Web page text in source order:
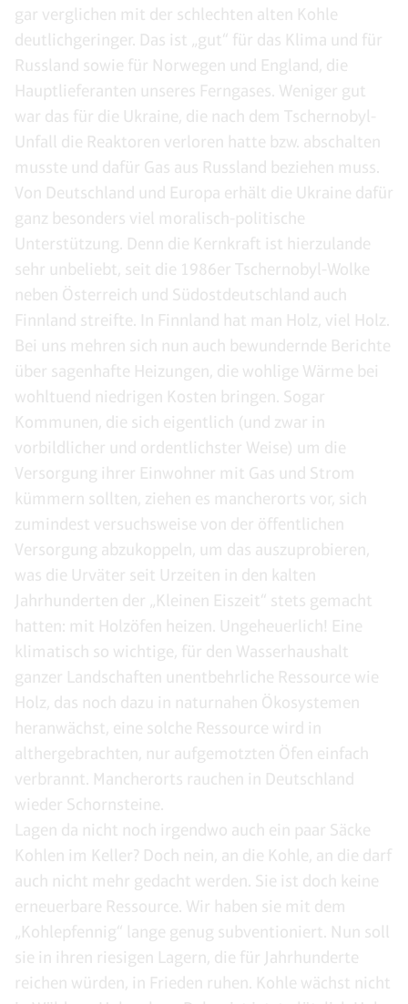
gar verglichen mit der schlechten alten Kohle
deutlichgeringer. Das ist „gut“ für das Klima und für
Russland sowie für Norwegen und England, die
Hauptlieferanten unseres Ferngases. Weniger gut
war das für die Ukraine, die nach dem Tschernobyl-
Unfall die Reaktoren verloren hatte bzw. abschalten
musste und dafür Gas aus Russland beziehen muss.
Von Deutschland und Europa erhält die Ukraine dafür
ganz besonders viel moralisch-politische
Unterstützung. Denn die Kernkraft ist hierzulande
sehr unbeliebt, seit die 1986er Tschernobyl-Wolke
neben Österreich und Südostdeutschland auch
Finnland streifte. In Finnland hat man Holz, viel Holz.
Bei uns mehren sich nun auch bewundernde Berichte
über sagenhafte Heizungen, die wohlige Wärme bei
wohltuend niedrigen Kosten bringen. Sogar
Kommunen, die sich eigentlich (und zwar in
vorbildlicher und ordentlichster Weise) um die
Versorgung ihrer Einwohner mit Gas und Strom
kümmern sollten, ziehen es mancherorts vor, sich
zumindest versuchsweise von der öffentlichen
Versorgung abzukoppeln, um das auszuprobieren,
was die Urväter seit Urzeiten in den kalten
Jahrhunderten der „Kleinen Eiszeit“ stets gemacht
hatten: mit Holzöfen heizen. Ungeheuerlich! Eine
klimatisch so wichtige, für den Wasserhaushalt
ganzer Landschaften unentbehrliche Ressource wie
Holz, das noch dazu in naturnahen Ökosystemen
heranwächst, eine solche Ressource wird in
althergebrachten, nur aufgemotzten Öfen einfach
verbrannt. Mancherorts rauchen in Deutschland
wieder Schornsteine.
Lagen da nicht noch irgendwo auch ein paar Säcke
Kohlen im Keller? Doch nein, an die Kohle, an die darf
auch nicht mehr gedacht werden. Sie ist doch keine
erneuerbare Ressource. Wir haben sie mit dem
„Kohlepfennig“ lange genug subventioniert. Nun soll
sie in ihren riesigen Lagern, die für Jahrhunderte
reichen würden, in Frieden ruhen. Kohle wächst nicht